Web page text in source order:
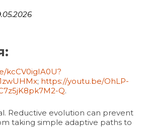
kcCV0igIA0U?
; https://youtu.be/OhLP-
Q.
Reductive evolution can prevent
taking simple adaptive paths to